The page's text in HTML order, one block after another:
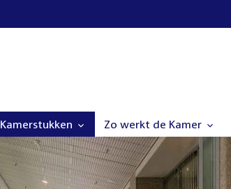
Kamerstukken Zo werkt de Kamer